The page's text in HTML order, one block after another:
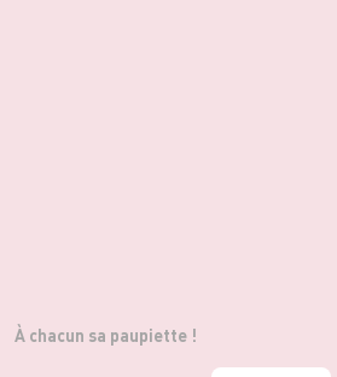
À chacun sa paupiette !